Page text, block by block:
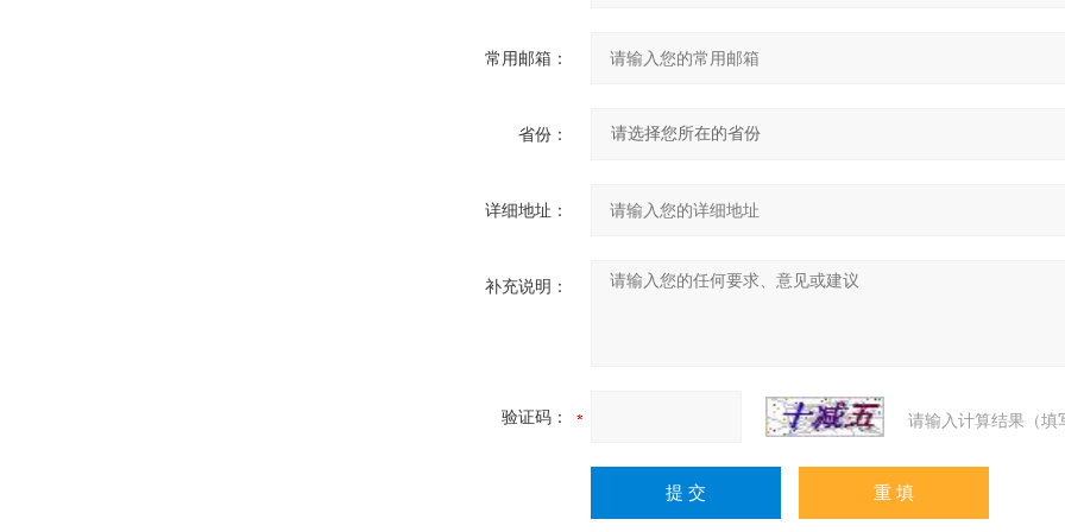
常用邮箱：
省份：
详细地址：
补充说明：
验证码： 请输入计算结果（填